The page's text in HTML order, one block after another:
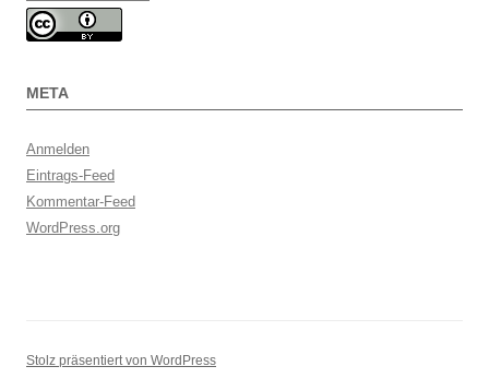
META
Anmelden
Eintrags-Feed
Kommentar-Feed
WordPress.org
Stolz präsentiert von WordPress